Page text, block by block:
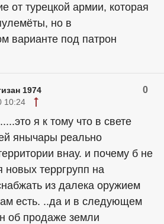
от турецкой армии, которая
но в
варианте под патрон
1974 0
10:24
я к тому что в свете
янычары реально
внау. и почему б не
новых терргрупп на
из далека оружием
есть. ..да и в следующем
об продаже земли